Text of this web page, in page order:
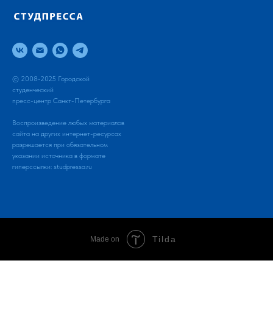
© 2008-2025 Городской
студенческий
пресс-центр Санкт-Петербурга
Воспроизведение любых материалов
сайта на других интернет-ресурсах
разрешается при обязательном
указании источника в формате
гиперссылки: studpressa.ru
Made on Tilda